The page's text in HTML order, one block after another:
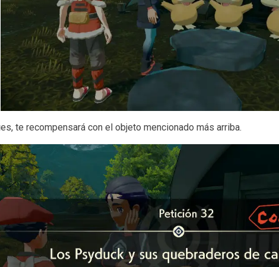
te recompensará con el objeto mencionado más arriba.